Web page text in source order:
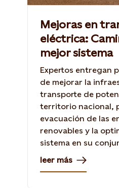
Mejoras en
eléctrica:
mejor sistema
Expertos entregan
de mejorar la
transporte de
territorio nacional,
evacuación de las
renovables y la
sistema en su
leer más